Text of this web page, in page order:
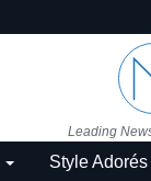
Leading
Style Adorés